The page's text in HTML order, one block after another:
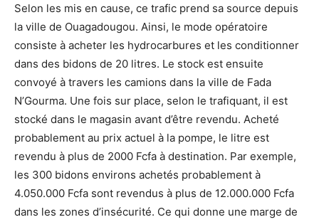
Selon les mis en cause, ce trafic prend sa source depuis
la ville de Ouagadougou. Ainsi, le mode opératoire
consiste à acheter les hydrocarbures et les conditionner
dans des bidons de 20 litres. Le stock est ensuite
convoyé à travers les camions dans la ville de Fada
N’Gourma. Une fois sur place, selon le trafiquant, il est
stocké dans le magasin avant d’être revendu. Acheté
probablement au prix actuel à la pompe, le litre est
revendu à plus de 2000 Fcfa à destination. Par exemple,
les 300 bidons environs achetés probablement à
4.050.000 Fcfa sont revendus à plus de 12.000.000 Fcfa
dans les zones d’insécurité. Ce qui donne une marge de